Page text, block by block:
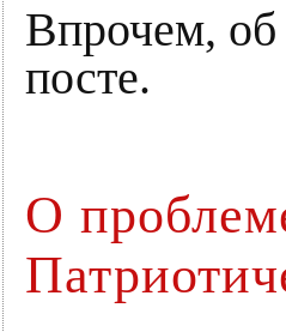
Впрочем, об
посте.
О